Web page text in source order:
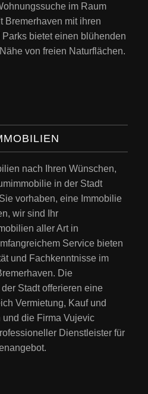
im Raum
Bremerhaven mit ihren
bietet einen blühenden
von freien Naturflächen.
nach Ihren Wünschen,
in der Stadt
vorhaben, eine Immobilie
wir sind Ihr
aller Art in
Service bieten
und Fachkenntnisse im
Die
Stadt offerieren eine
Vermietung, Kauf und
die Firma Vujevic
Dienstleister für